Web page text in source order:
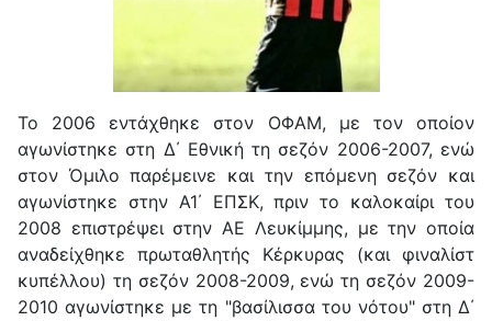
Το 2006 εντάχθηκε στον ΟΦΑΜ, με τον οποίον
αγωνίστηκε στη Δ΄ Εθνική τη σεζόν 2006-2007, ενώ
στον Όμιλο παρέμεινε και την επόμενη σεζόν και
αγωνίστηκε στην Α1΄ ΕΠΣΚ, πριν το καλοκαίρι του
2008 επιστρέψει στην ΑΕ Λευκίμμης, με την οποία
αναδείχθηκε πρωταθλητής Κέρκυρας (και φιναλίστ
κυπέλλου) τη σεζόν 2008-2009, ενώ τη σεζόν 2009-
2010 αγωνίστηκε με τη "βασίλισσα του νότου" στη Δ΄